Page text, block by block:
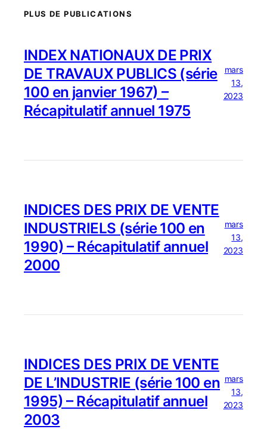
PLUS DE PUBLICATIONS
INDEX NATIONAUX DE PRIX
DE TRAVAUX PUBLICS (série
100 en janvier 1967) –
Récapitulatif annuel 1975
mars
13,
2023
INDICES DES PRIX DE VENTE
INDUSTRIELS (série 100 en
1990) – Récapitulatif annuel
2000
mars
13,
2023
INDICES DES PRIX DE VENTE
DE L’INDUSTRIE (série 100 en
1995) – Récapitulatif annuel
2003
mars
13,
2023